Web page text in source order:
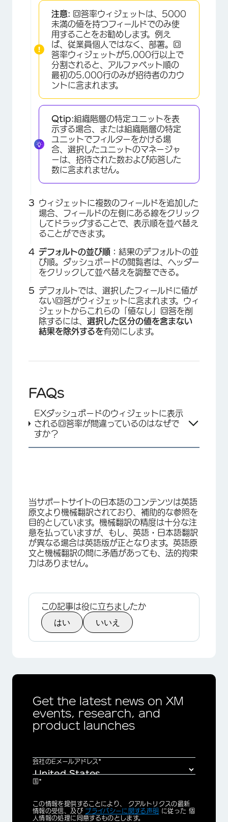
×
注意: 回答率ウィジェットは、5000
未満の値を持つフィールドでのみ使
用することをお勧めします。例え
ば、従業員個人ではなく、部署。回
答率ウィジェットが5,000行以上で
分割されると、アルファベット順の
最初の5,000行のみが招待者のカウ
ントに含まれます。
Qtip:組織階層の特定ユニットを表
示する場合、または組織階層の特定
ユニットでフィルターをかける場
合、選択したユニットのマネージャ
ーは、招待された数および応答した
数に含まれません。
ウィジェットに複数のフィールドを追加した
場合、フィールドの左側にある線をクリック
してドラッグすることで、表示順を並べ替え
ることができます。
デフォルトの並び順： 結果のデフォルトの並
び順。ダッシュボードの閲覧者は、ヘッダー
をクリックして並べ替えを調整できる。
デフォルトでは、選択したフィールドに値が
ない回答がウィジェットに含まれます。ウィ
ジェットからこれらの「値なし」回答を削
除するには、 選択した区分の値を含まない
結果を除外するを有効にします。
FAQs
EXダッシュボードのウィジェットに表示
される回答率が間違っているのはなぜで
すか？
当サポートサイトの日本語のコンテンツは英語
原文より機械翻訳されており、補助的な参照を
目的としています。機械翻訳の精度は十分な注
意を払っていますが、もし、英語・日本語翻訳
が異なる場合は英語版が正となります。英語原
文と機械翻訳の間に矛盾があっても、法的拘束
力はありません。
この記事は役に立ちましたか
はい いいえ
Get the latest news on XM
events, research, and
product launches
会社のEメールアドレス*
国*
Privacy
Optin
この情報を提供することにより、 クアルトリクスの最新
情報の受信、及び プライバシーに関する声明 に従った 個
人情報の処理に同意するものとします。